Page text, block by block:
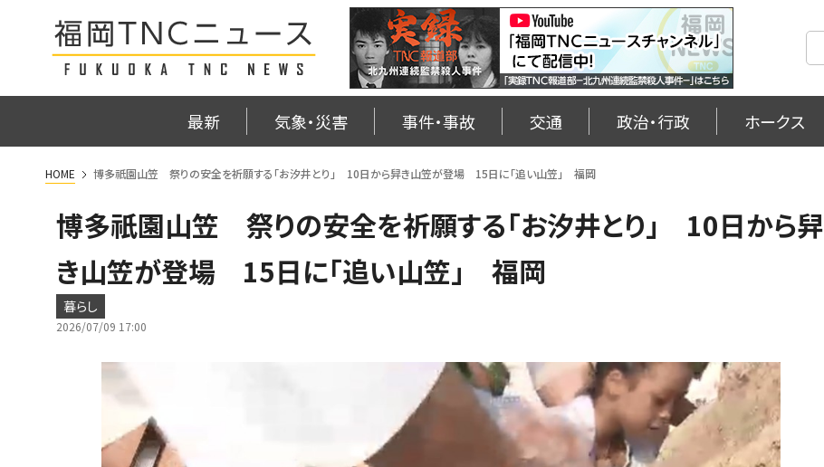
最新 気象・災害 事件・事故 交通 政治・行政 ホークス
HOME 博多祇園山笠 祭りの安全を祈願する「お汐井とり」 10日から舁き山笠が登場 15日に「追い山笠」 福岡
博多祇園山笠 祭りの安全を祈願する「お汐井とり」 10日から舁
き山笠が登場 15日に「追い山笠」 福岡
暮らし
2026/07/09 17:00